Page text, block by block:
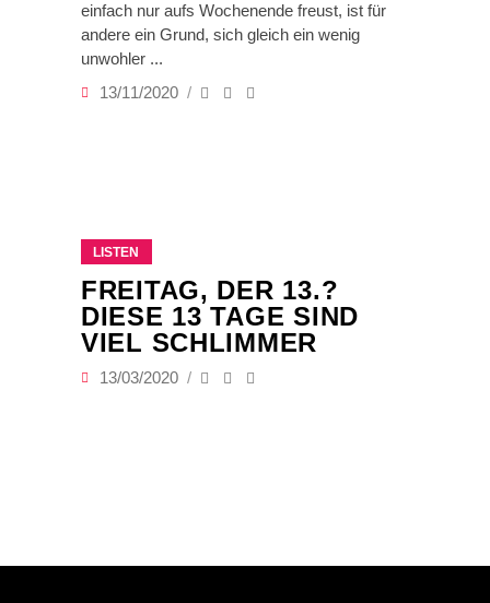
einfach nur aufs Wochenende freust, ist für
andere ein Grund, sich gleich ein wenig
unwohler
13/11/2020
LISTEN
FREITAG, DER 13.?
DIESE 13 TAGE SIND
VIEL SCHLIMMER
13/03/2020